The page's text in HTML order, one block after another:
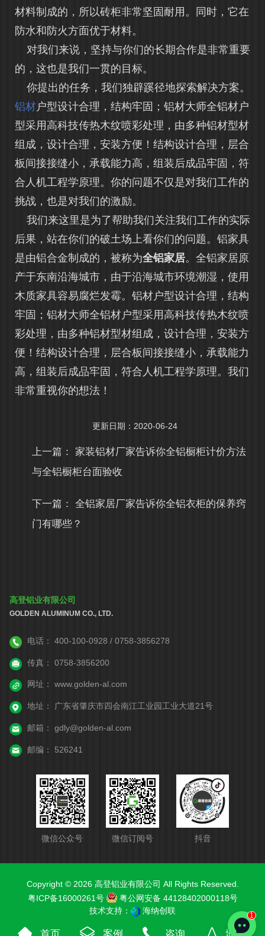
材料制成的，所以砖柜非常坚固耐用。同时，它在
防水和防火方面优于材料。
对我们来说，坚持与你们的长期合作是非常重要
的，这也是我们一贯的目标。
你提出的任务，我们独辟蹊径地探索解决方案。
铝材户型设计合理，结构牢固；铝材大师全铝材户
型采用高科技传热木纹喷彩处理，由多种铝材型材
组成，设计合理，安装方便！结构设计合理，层合
板间接接缝小，承载能力高，组装后成品牢固，符
合人机工程学原理。你的问题不仅是对我们工作的
挑战，也是对我们的激励。
我们来这里是为了帮助我们关注我们工作的实际
后果，站在你们的破土场上看你们的问题。铝家具
是由铝合金制成的，被称为全铝家居。全铝家居原
产于东南沿海城市，由于沿海城市环境潮湿，使用
木质家具容易腐烂发霉。铝材户型设计合理，结构
牢固；铝材大师全铝材户型采用高科技传热木纹喷
彩处理，由多种铝材型材组成，设计合理，安装方
便！结构设计合理，层合板间接接缝小，承载能力
高，组装后成品牢固，符合人机工程学原理。我们
非常重视你的想法！
更新日期：2020-06-24
上一篇： 家装铝材厂家告诉你全铝橱柜计价方法
与全铝橱柜台面验收
下一篇：全铝家居厂家告诉你全铝衣柜的保养窍
门有哪些？
高登铝业有限公司
GOLDEN ALUMINUM CO., LTD.
电话： 400-100-0928 / 0758-3856278
传真： 0758-3856200
网址： www.golden-al.com
地址： 广东省肇庆市四会南江工业园工业大道21号
邮箱： gdly@golden-al.com
邮编： 526241
微信公众号 微信订阅号 抖音
Copyright © 2026 高登铝业有限公司 All Rights Reserved.
粤ICP备16000261号
粤公网安备 44128402000118号
技术支持：
海纳创联